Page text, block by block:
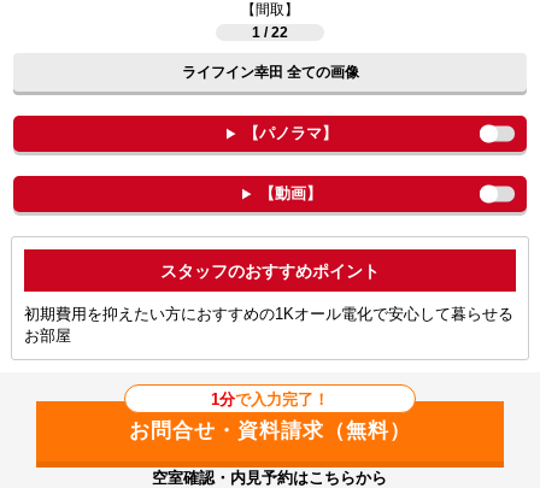
【間取】
1 / 22
ライフイン幸田 全ての画像
【パノラマ】
【動画】
ポイント
初期費用を抑えたい方におすすめの1Kオール電化で安心して暮らせる
お部屋
1分で入力完了！
空室確認・内見予約はこちらから